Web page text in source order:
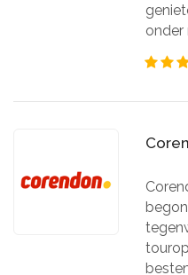
onder